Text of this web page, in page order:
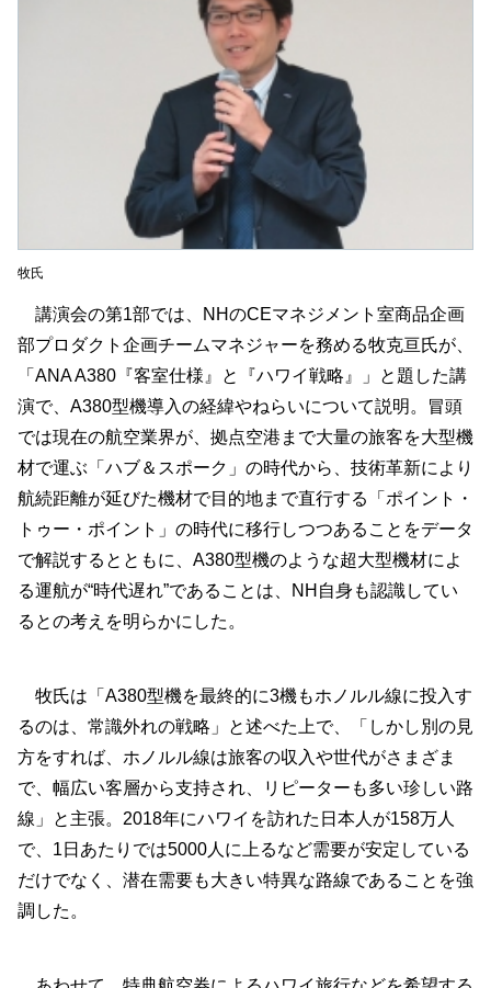
牧氏
講演会の第1部では、NHのCEマネジメント室商品企画
部プロダクト企画チームマネジャーを務める牧克亘氏が、
「ANA A380『客室仕様』と『ハワイ戦略』」と題した講
演で、A380型機導入の経緯やねらいについて説明。冒頭
では現在の航空業界が、拠点空港まで大量の旅客を大型機
材で運ぶ「ハブ＆スポーク」の時代から、技術革新により
航続距離が延びた機材で目的地まで直行する「ポイント・
トゥー・ポイント」の時代に移行しつつあることをデータ
で解説するとともに、A380型機のような超大型機材によ
る運航が“時代遅れ”であることは、NH自身も認識してい
るとの考えを明らかにした。
牧氏は「A380型機を最終的に3機もホノルル線に投入す
るのは、常識外れの戦略」と述べた上で、「しかし別の見
方をすれば、ホノルル線は旅客の収入や世代がさまざま
で、幅広い客層から支持され、リピーターも多い珍しい路
線」と主張。2018年にハワイを訪れた日本人が158万人
で、1日あたりでは5000人に上るなど需要が安定している
だけでなく、潜在需要も大きい特異な路線であることを強
調した。